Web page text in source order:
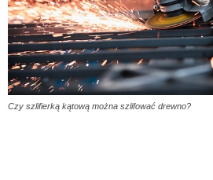
Czy szlifierką kątową można szlifować drewno?